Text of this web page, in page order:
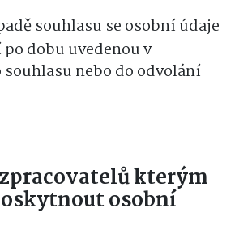
souhlasu se osobní údaje
dobu uvedenou v
nebo do odvolání
kterým
osobní